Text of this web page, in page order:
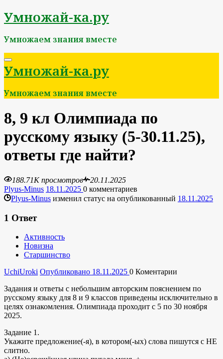
Перейти
к
Умножай-ка.ру
Умножаем знания вместе
Умножай-ка.ру
Умножаем знания вместе
8, 9 кл Олимпиада по
русскому языку (5-30.11.25),
ответы где найти?
188.71K просмотров
20.11.2025
Plyus-Minus 18.11.2025 0 комментариев
Plyus-Minus изменил статус на опубликованный 18.11.2025
1 Ответ
Активность
Новизна
Старшинство
UchiUroki Опубликовано 18.11.2025 0 Коментарии
Задания и ответы с небольшим авторским пояснением по
русскому языку для 8 и 9 классов приведены исключительно в
целях ознакомления. Олимпиада проходит с 5 по 30 ноября
2025.
Задание 1.
Укажите предложение(-я), в котором(-ых) слова пишутся с НЕ
слитно.